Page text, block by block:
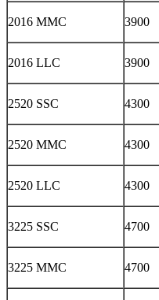
2016 MMC 3900
2016 LLC 3900
2520 SSC 4300
2520 MMC 4300
2520 LLC 4300
3225 SSC 4700
3225 MMC 4700